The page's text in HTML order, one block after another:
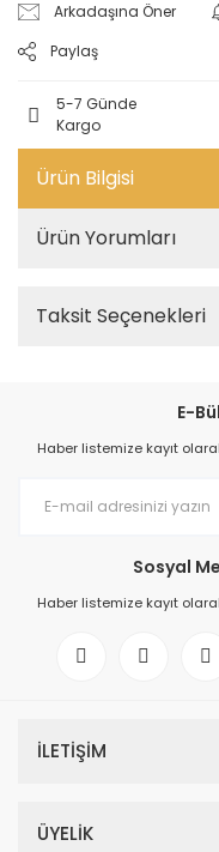
Arkadaşına Öner
Paylaş
5-7 Günde
Kargo
Ürün Bilgisi
Ürün Yorumları
Taksit Seçenekleri
E-
Haber listemize kayıt
Sosyal
Haber listemize kayıt
İLETİŞİM
ÜYELİK